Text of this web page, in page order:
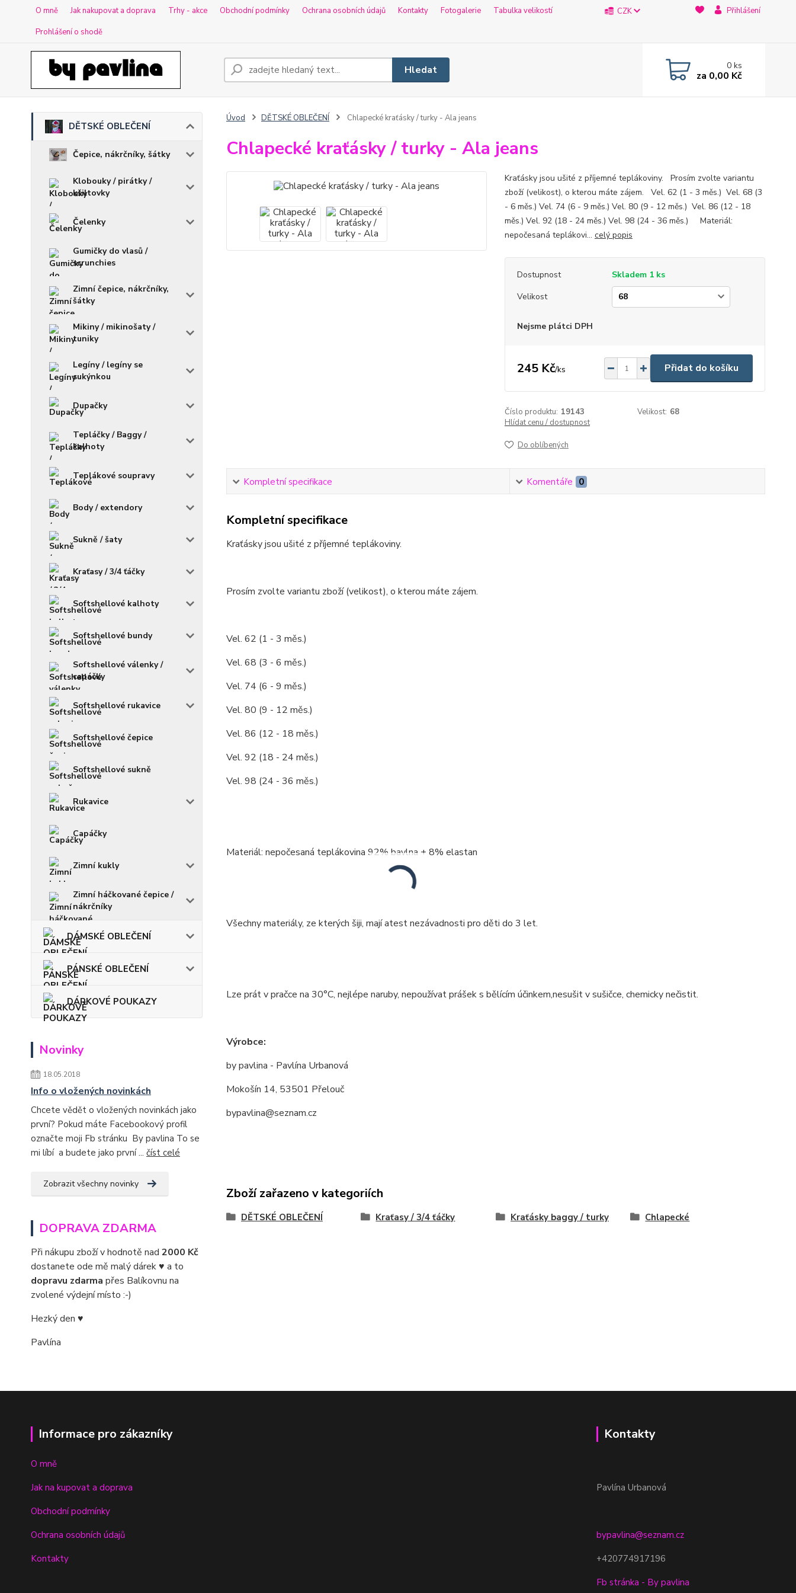
O mně Jak nakupovat a doprava Trhy - akce Obchodní podmínky Ochrana osobních údajů Kontakty Fotogalerie
Tabulka velikostí
Prohlášení o shodě
CZK Přihlášení
Hledat 0ks
za 0,00 Kč
DĚTSKÉ OBLEČENÍ
Čepice, nákrčníky, šátky
Klobouky / pirátky /
kšiltovky
Čelenky
Gumičky do vlasů /
scrunchies
Zimní čepice, nákrčníky,
šátky
Mikiny / mikinošaty /
tuniky
Legíny / legíny se
sukýnkou
Dupačky
Tepláčky / Baggy /
kalhoty
Teplákové soupravy
Body / extendory
Sukně / šaty
Kraťasy / 3/4 ťáčky
Softshellové kalhoty
Softshellové bundy
Softshellové válenky /
capáčky
Softshellové rukavice
Softshellové čepice
Softshellové sukně
Rukavice
Capáčky
Zimní kukly
Zimní háčkované čepice /
nákrčníky
DÁMSKÉ OBLEČENÍ
PÁNSKÉ OBLEČENÍ
DÁRKOVÉ POUKAZY
Novinky
18.05.2018
Info o vložených novinkách
Chcete vědět o vložených novinkách jako
první? Pokud máte Facebookový profil
označte moji Fb stránku By pavlina To se
mi líbí a budete jako první ... číst celé
Zobrazit všechny novinky
DOPRAVA ZDARMA
Při nákupu zboží v hodnotě nad 2000 Kč
dostanete ode mě malý dárek ♥ a to
dopravu zdarma přes Balíkovnu na
zvolené výdejní místo :-)
Hezký den ♥
Pavlína
Úvod DĚTSKÉ OBLEČENÍ Chlapecké kraťásky / turky - Ala jeans
Chlapecké kraťásky / turky - Ala jeans
Kraťásky jsou ušité z příjemné teplákoviny. Prosím zvolte variantu
zboží (velikost), o kterou máte zájem. Vel. 62 (1 - 3 měs.) Vel. 68 (3
- 6 měs.) Vel. 74 (6 - 9 měs.) Vel. 80 (9 - 12 měs.) Vel. 86 (12 - 18
měs.) Vel. 92 (18 - 24 měs.) Vel. 98 (24 - 36 měs.) Materiál:
nepočesaná teplákovi... celý popis
Dostupnost
Skladem 1 ks
Velikost
Nejsme plátci DPH
245 Kč/ks Přidat do košíku
Číslo produktu: 19143 Velikost: 68
Hlídat cenu / dostupnost
Do oblíbených
Kompletní specifikace Komentáře 0
Kompletní specifikace
Kraťásky jsou ušité z příjemné teplákoviny.
Prosím zvolte variantu zboží (velikost), o kterou máte zájem.
Vel. 62 (1 - 3 měs.)
Vel. 68 (3 - 6 měs.)
Vel. 74 (6 - 9 měs.)
Vel. 80 (9 - 12 měs.)
Vel. 86 (12 - 18 měs.)
Vel. 92 (18 - 24 měs.)
Vel. 98 (24 - 36 měs.)
Materiál: nepočesaná teplákovina 92% bavlna + 8% elastan
Všechny materiály, ze kterých šiji, mají atest nezávadnosti pro děti do 3 let.
Lze prát v pračce na 30°C, nejlépe naruby, nepoužívat prášek s bělícím účinkem,nesušit v sušičce, chemicky nečistit.
Výrobce:
by pavlina - Pavlína Urbanová
Mokošín 14, 53501 Přelouč
bypavlina@seznam.cz
Zboží zařazeno v kategoriích
DĚTSKÉ OBLEČENÍ Kraťasy / 3/4 ťáčky Kraťásky baggy / turky Chlapecké
Informace pro zákazníky
O mně
Jak na kupovat a doprava
Obchodní podmínky
Ochrana osobních údajů
Kontakty
Kontakty
Pavlína Urbanová
bypavlina@seznam.cz
+420774917196
Fb stránka - By pavlina